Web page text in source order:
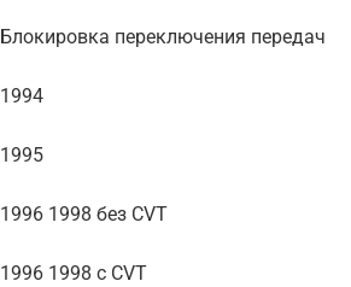
Блокировка переключения передач
1994
1995
1996 1998 без CVT
1996 1998 c CVT